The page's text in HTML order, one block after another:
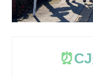
⏰CJ